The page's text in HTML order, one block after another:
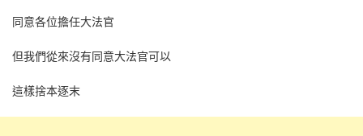
同意各位擔任大法官
但我們從來沒有同意大法官可以
這樣捨本逐末